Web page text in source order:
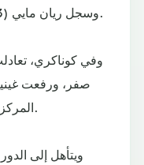
وسجل ريان مايي (3 و63) عمران لوزا (90+3) الأهداف.
وفي كوناكري،
صفر، ورفعت
المركز الثاني مقابل أربع نقاط لغينيا الثالثة.
ويتأهل إلى